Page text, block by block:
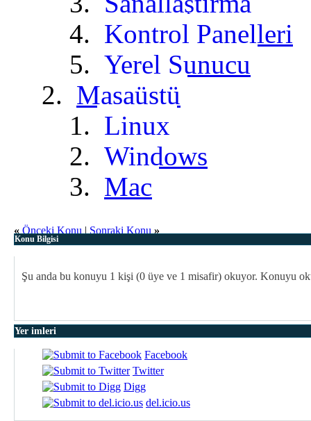
Kontrol Panelleri
Yerel Sunucu
Masaüstü
Linux
Windows
Mac
« Önceki Konu | Sonraki Konu »
Konu Bilgisi
Şu anda bu konuyu 1 kişi (0 üye ve 1 misafir) okuyor. Konuyu
Yer imleri
Facebook
Twitter
Digg
del.icio.us